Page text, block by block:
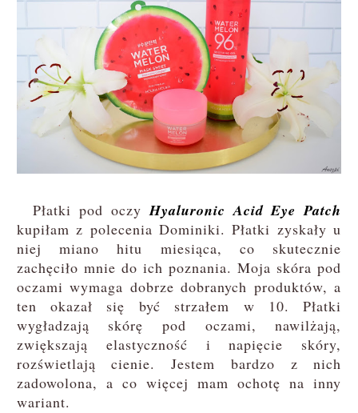
Płatki pod oczyHyaluronic Acid Eye Patch
kupiłam z polecenia Dominiki. Płatki zyskały u
niej miano hitu miesiąca, co skutecznie
zachęciło mnie do ich poznania. Moja skóra pod
oczami wymaga dobrze dobranych produktów, a
ten okazał się być strzałem w 10. Płatki
wygładzają skórę pod oczami, nawilżają,
zwiększają elastyczność i napięcie skóry,
rozświetlają cienie. Jestem bardzo z nich
zadowolona, a co więcej mam ochotę na inny
wariant.